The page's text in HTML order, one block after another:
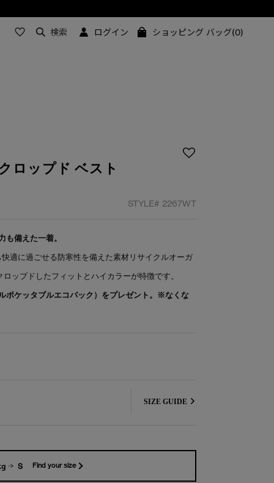
検索 ログイン ショッピング バッグ(0)
ロップド ベスト
STYLE# 2267WT
も備えた一着。
適に過ごせる防寒性を備えた素材リサイクルオーガ
ップドしたフィットとハイカラーが特徴です。
ポケッタブルエコバック）をプレゼント。※なくな
SIZE GUIDE
S Find your size